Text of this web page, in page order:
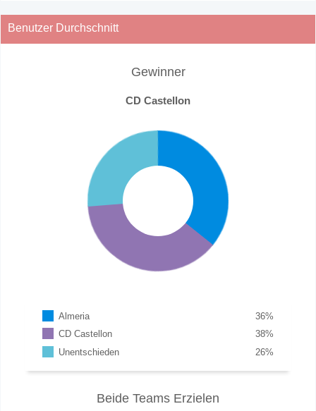
Benutzer Durchschnitt
Gewinner
CD Castellon
Almeria %
36
CD Castellon
%
38
Unentschieden
%
26
Beide Teams Erzielen